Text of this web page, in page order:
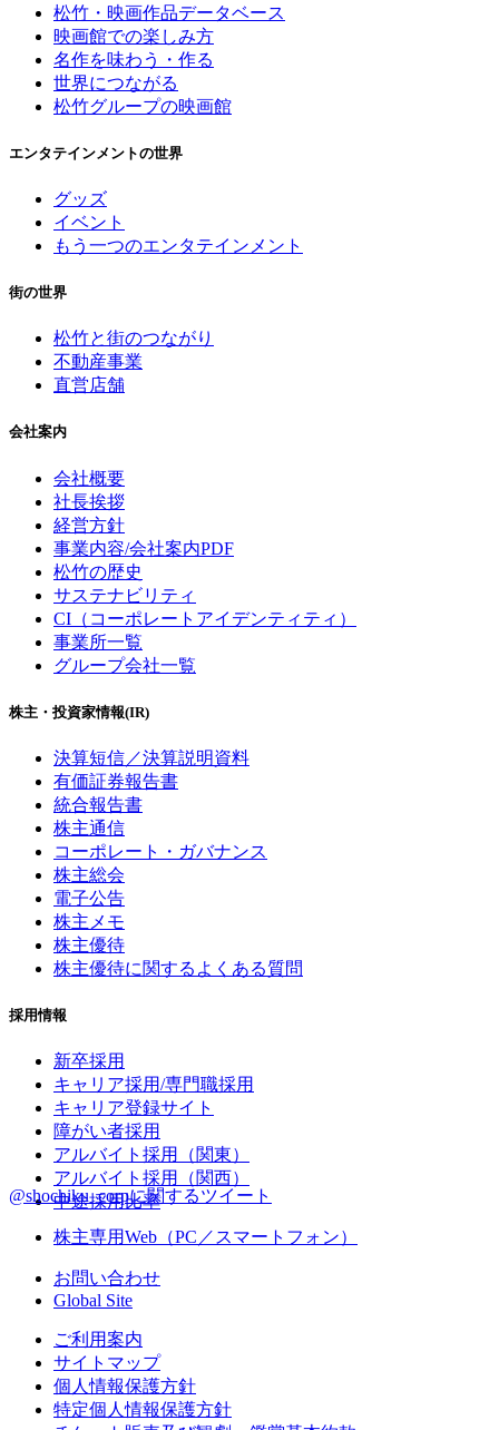
松竹・映画作品データベース
映画館での楽しみ方
名作を味わう・作る
世界につながる
松竹グループの映画館
エンタテインメントの世界
グッズ
イベント
もう一つのエンタテインメント
街の世界
松竹と街のつながり
不動産事業
直営店舗
会社案内
会社概要
社長挨拶
経営方針
事業内容/会社案内PDF
松竹の歴史
サステナビリティ
CI（コーポレートアイデンティティ）
事業所一覧
グループ会社一覧
株主・投資家情報(IR)
決算短信／決算説明資料
有価証券報告書
統合報告書
株主通信
コーポレート・ガバナンス
株主総会
電子公告
株主メモ
株主優待
株主優待に関するよくある質問
採用情報
新卒採用
キャリア採用/専門職採用
キャリア登録サイト
障がい者採用
アルバイト採用（関東）
アルバイト採用（関西）
中途採用比率
@shochiku_corpに関するツイート
株主専用Web（PC／スマートフォン）
お問い合わせ
Global Site
ご利用案内
サイトマップ
個人情報保護方針
特定個人情報保護方針